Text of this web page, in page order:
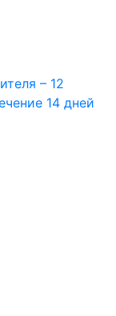
– 12
14 дней